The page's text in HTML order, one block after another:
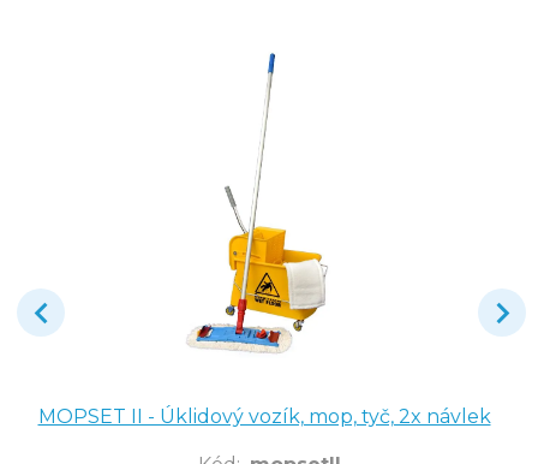
MOPSET II - Úklidový vozík, mop, tyč, 2x návlek